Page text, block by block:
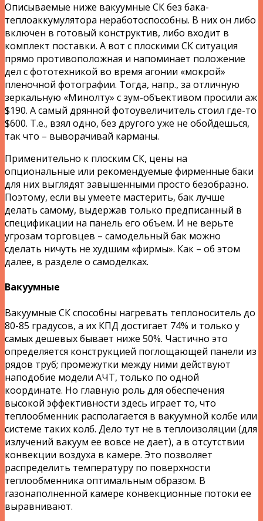
Описываемые ниже вакуумные СК без бака-
теплоаккумулятора неработоспособны. В них он либо
включен в готовый конструктив, либо входит в
комплект поставки. А вот с плоскими СК ситуация
прямо противоположная и напоминает положение
дел с фототехникой во время агонии «мокрой»
пленочной фотографии. Тогда, напр., за отличную
зеркальную «Минолту» с зум-объективом просили аж
$190. А самый дрянной фотоувеличитель стоил где-то
$600. Т.е., взял одно, без другого уже не обойдешься,
так что – выворачивай карманы.
Применительно к плоским СК, цены на
опциональные или рекомендуемые фирменные баки
для них выглядят завышенными просто безобразно.
Поэтому, если вы умеете мастерить, бак лучше
делать самому, выдержав только предписанный в
спецификации на панель его объем. И не верьте
угрозам торговцев – самодельный бак можно
сделать ничуть не худшим «фирмы». Как – об этом
далее, в разделе о самоделках.
Вакуумные
Вакуумные СК способны нагревать теплоноситель до
80-85 градусов, а их КПД достигает 74% и только у
самых дешевых бывает ниже 50%. Частично это
определяется конструкцией поглощающей панели из
рядов труб; промежутки между ними действуют
наподобие модели АЧТ, только по одной
координате. Но главную роль для обеспечения
высокой эффективности здесь играет то, что
теплообменник располагается в вакуумной колбе или
системе таких колб. Дело тут не в теплоизоляции (для
излучений вакуум ее вовсе не дает), а в отсутствии
конвекции воздуха в камере. Это позволяет
распределить температуру по поверхности
теплообменника оптимальным образом. В
газонаполненной камере конвекционные потоки ее
выравнивают.